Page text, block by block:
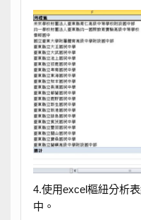
4.使用excel樞紐分析
中。